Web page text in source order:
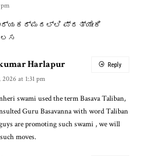
ಕಾರ್ಯಕರ್ಮದಲ್ಲಿ ಪ್ರತ್ಯೇಕಿ
Harlapur
2026 at 1:31 pm
swami used the term Basava Taliban,
Guru Basavanna with word Taliban
are promoting such swami , we will
moves.
Reply